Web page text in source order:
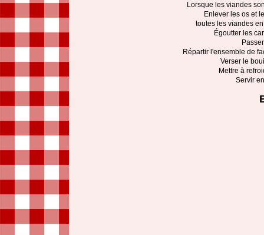
Lorsque les viandes
Enlever les os et
toutes les viandes
Égoutter les
Répartir l'ensemble de
Verser le
Mettre à
Servir